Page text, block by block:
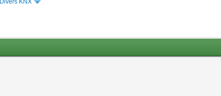
Divers KNX